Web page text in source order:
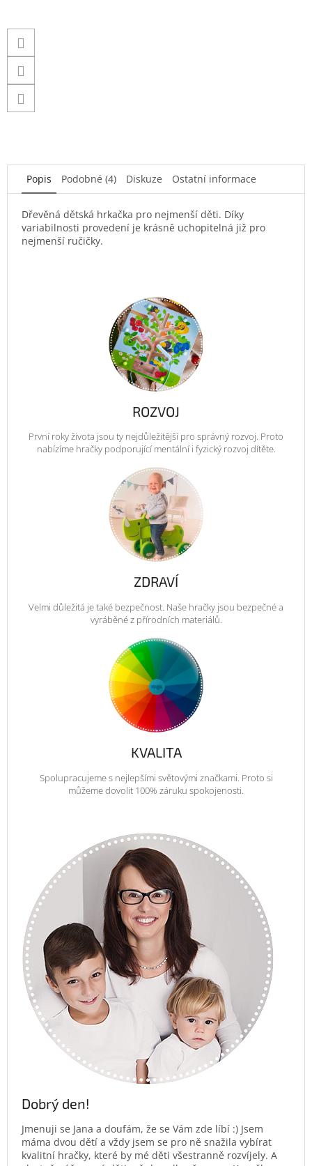
Popis Podobné (4) Diskuze Ostatní informace
Dřevěná dětská hrkačka pro nejmenší děti. Díky
variabilnosti provedení je krásně uchopitelná již pro
nejmenší ručičky.
ROZVOJ
První roky života jsou ty nejdůležitější pro správný rozvoj. Proto
nabízíme hračky podporující mentální i fyzický rozvoj dítěte.
ZDRAVÍ
Velmi důležitá je také bezpečnost. Naše hračky jsou bezpečné a
vyráběné z přírodních materiálů.
KVALITA
Spolupracujeme s nejlepšími světovými značkami. Proto si
můžeme dovolit 100% záruku spokojenosti.
Dobrý den!
Jmenuji se Jana a doufám, že se Vám zde líbí :) Jsem
máma dvou dětí a vždy jsem se pro ně snažila vybírat
kvalitní hračky, které by mé děti všestranně rozvíjely. A